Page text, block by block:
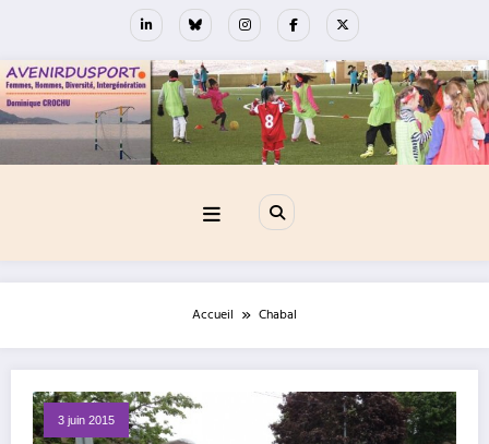
Accueil Chabal
3 juin 2015